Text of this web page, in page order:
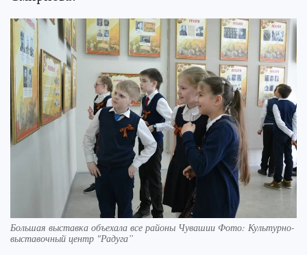
Большая выставка объехала все районы Чувашии Фото: Культурно-
выставочный центр "Радуга”